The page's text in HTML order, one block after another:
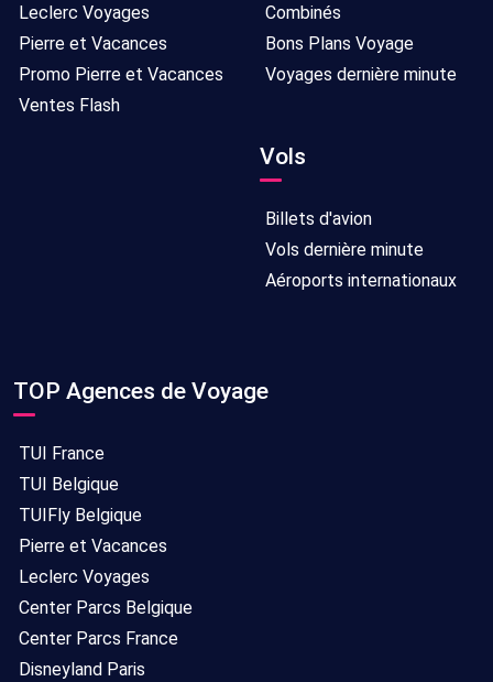
Leclerc Voyages
Pierre et Vacances
Promo Pierre et Vacances
Ventes Flash
Combinés
Bons Plans Voyage
Voyages dernière minute
Vols
Billets d'avion
Vols dernière minute
Aéroports internationaux
TOP Agences de Voyage
TUI France
TUI Belgique
TUIFly Belgique
Pierre et Vacances
Leclerc Voyages
Center Parcs Belgique
Center Parcs France
Disneyland Paris